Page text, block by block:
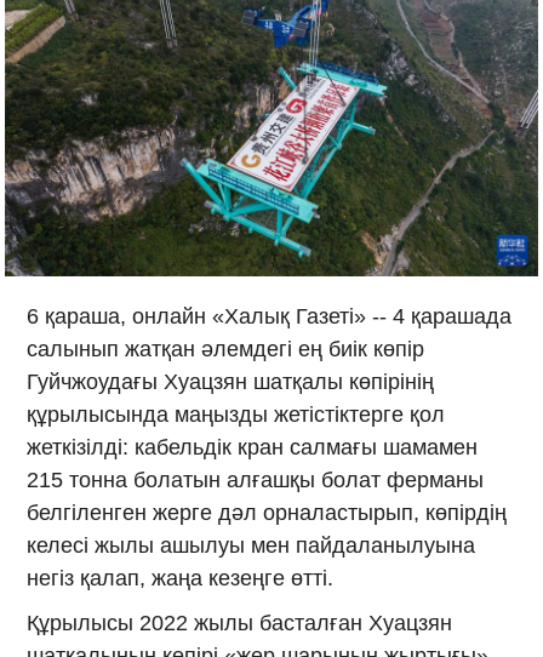
6 қараша, онлайн «Халық Газеті» -- 4 қарашада
салынып жатқан әлемдегі ең биік көпір
Гуйчжоудағы Хуацзян шатқалы көпірінің
құрылысында маңызды жетістіктерге қол
жеткізілді: кабельдік кран салмағы шамамен
215 тонна болатын алғашқы болат ферманы
белгіленген жерге дәл орналастырып, көпірдің
келесі жылы ашылуы мен пайдаланылуына
негіз қалап, жаңа кезеңге өтті.
Құрылысы 2022 жылы басталған Хуацзян